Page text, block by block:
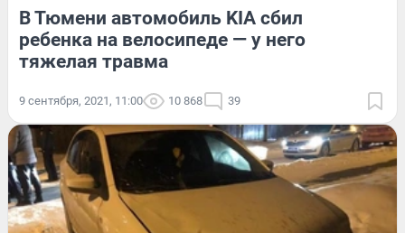
В Тюмени автомобиль KIA сбил
ребенка на велосипеде — у него
тяжелая травма
9 сентября, 2021, 11:00 10 868 39